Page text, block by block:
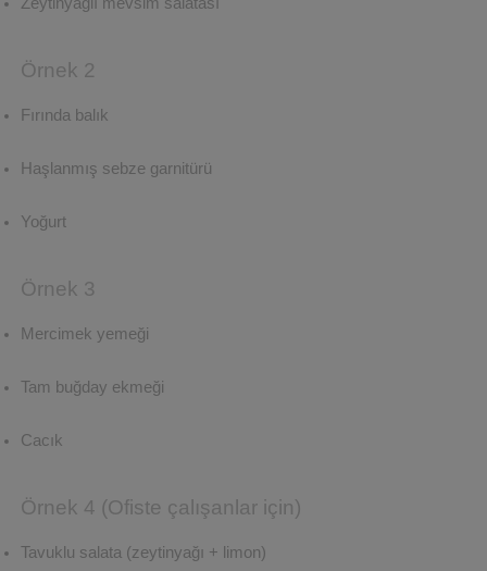
Örnek 2
Fırında balık
Haşlanmış sebze garnitürü
Yoğurt
Örnek 3
Mercimek yemeği
Tam buğday ekmeği
Cacık
Örnek 4 (Ofiste çalışanlar için)
Tavuklu salata (zeytinyağı + limon)